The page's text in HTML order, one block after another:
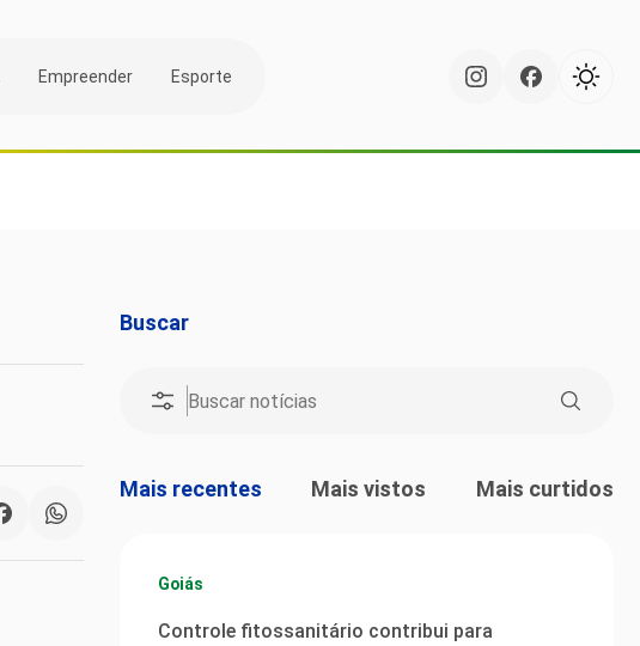
Empreender Esporte
Buscar
Mais recentes Mais vistos Mais curtidos
Goiás
Controle fitossanitário contribui para